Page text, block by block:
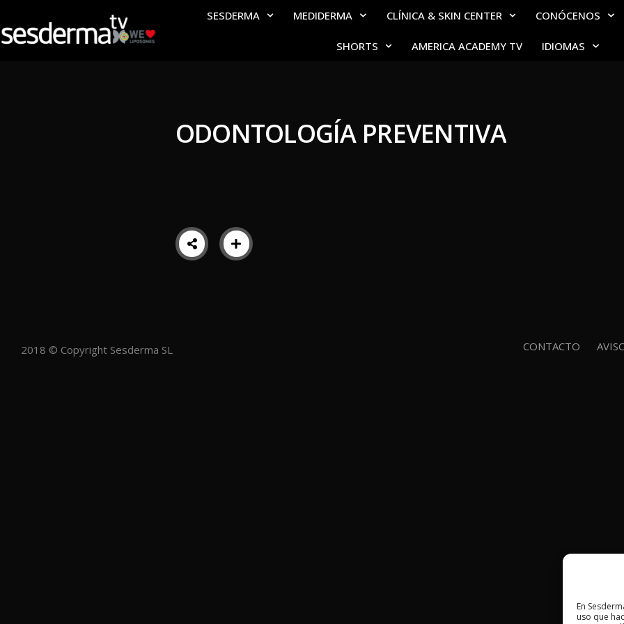
En
uso que
SESDERMA MEDIDERMA CLÍNICA & SKIN CENTER CONÓCENOS
SHORTS AMERICA ACADEMY TV IDIOMAS
ODONTOLOGÍA PREVENTIVA
2018 © Copyright Sesderma SL CONTACTO